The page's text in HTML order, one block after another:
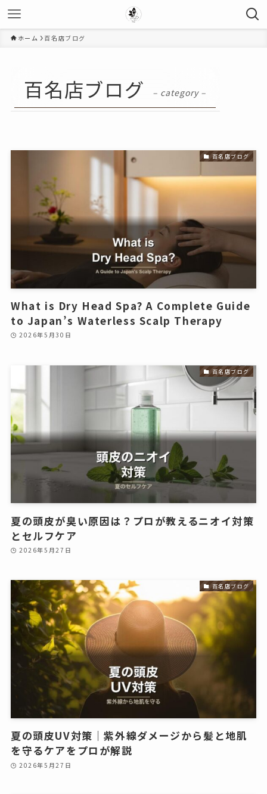
ホーム 百名店ブログ
百名店ブログ – category –
百名店ブログ
What is Dry Head Spa? A Complete Guide
to Japan’s Waterless Scalp Therapy
2026年5月30日
百名店ブログ
夏の頭皮が臭い原因は？プロが教えるニオイ対策
とセルフケア
2026年5月27日
百名店ブログ
夏の頭皮UV対策｜紫外線ダメージから髪と地肌
を守るケアをプロが解説
2026年5月27日